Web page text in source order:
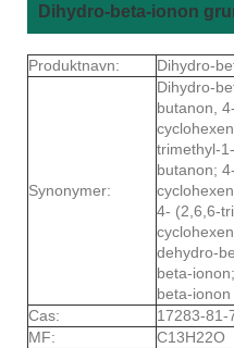
Dihydro-beta-ionon
Produktnavn: Dihydro-
Synonymer:
Dihydro-
butanon,
trimethyl-
butanon;
4- (2,6,6-
dehydro-
beta-
beta-ionon
Cas:
17283-81-
MF:
C13H22O